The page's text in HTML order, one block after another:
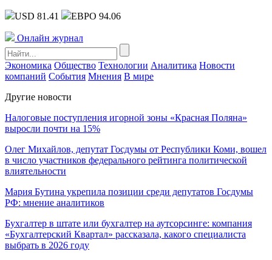
USD 81.41 ЕВРО 94.06
Онлайн журнал
Экономика Общество Технологии Аналитика Новости
компаний События Мнения В мире
Другие новости
Налоговые поступления игорной зоны «Красная Поляна»
выросли почти на 15%
Олег Михайлов, депутат Госдумы от Республики Коми, вошел
в число участников федерального рейтинга политической
влиятельности
Мария Бутина укрепила позиции среди депутатов Госдумы
РФ: мнение аналитиков
Бухгалтер в штате или бухгалтер на аутсорсинге: компания
«Бухгалтерский Квартал» рассказала, какого специалиста
выбрать в 2026 году